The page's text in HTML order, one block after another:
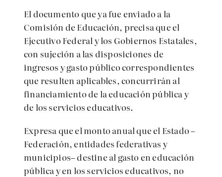
El documento que ya fue enviado a la
Comisión de Educación, precisa que el
Ejecutivo Federal y los Gobiernos Estatales,
con sujeción a las disposiciones de
ingresos y gasto público correspondientes
que resulten aplicables, concurrirán al
financiamiento de la educación pública y
de los servicios educativos.
Expresa que el monto anual que el Estado –
Federación, entidades federativas y
municipios– destine al gasto en educación
pública y en los servicios educativos, no